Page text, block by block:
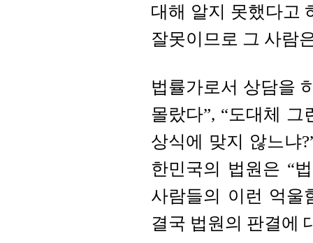
대해 알지 못했다고
잘못이므로 그 사람
법률가로서 상담을
몰랐다”, “도대체
상식에 맞지 않느냐
한민국의 법원은 “
사람들의 이런 억울
결국 법원의 판결에